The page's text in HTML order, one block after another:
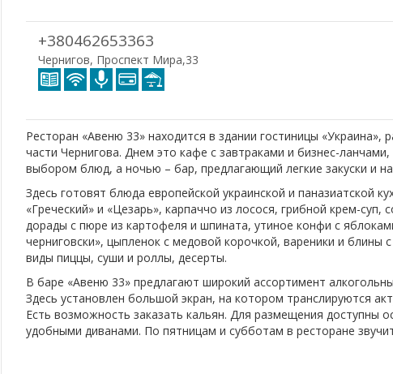
+380462653363
Чернигов, Проспект Мира,33
Ресторан «Авеню 33» находится в здании гостиницы «Украина»,
части Чернигова. Днем это кафе с завтраками и бизнес-
выбором блюд, а ночью – бар, предлагающий легкие закуски и
Здесь готовят блюда европейской украинской и паназиатской
«Греческий» и «Цезарь», карпаччо из лосося, грибной крем-суп,
дорады с пюре из картофеля и шпината, утиное конфи с
черниговски», цыпленок с медовой корочкой, вареники и блины
виды пиццы, суши и роллы, десерты.
В баре «Авеню 33» предлагают широкий ассортимент
Здесь установлен большой экран, на котором транслируются
Есть возможность заказать кальян. Для размещения доступны
удобными диванами. По пятницам и субботам в ресторане